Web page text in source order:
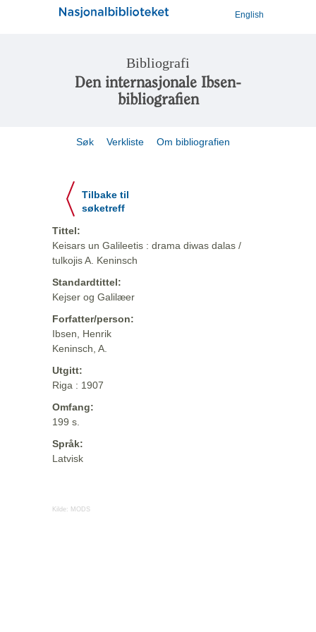
English
Bibliografi
Den internasjonale Ibsen-
bibliografien
Søk Verkliste Om bibliografien
Tilbake til
søketreff
Tittel:
Keisars un Galileetis : drama diwas dalas /
tulkojis A. Keninsch
Standardtittel:
Kejser og Galilæer
Forfatter/person:
Ibsen, Henrik
Keninsch, A.
Utgitt:
Riga : 1907
Omfang:
199 s.
Språk:
Latvisk
Kilde: MODS